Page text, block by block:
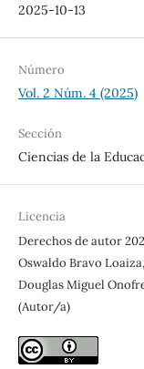
2025-10-13
Número
Vol. 2 Núm. 4 (2025)
Sección
Ciencias de la
Licencia
Derechos de autor
Oswaldo Bravo
Douglas Miguel
(Autor/a)